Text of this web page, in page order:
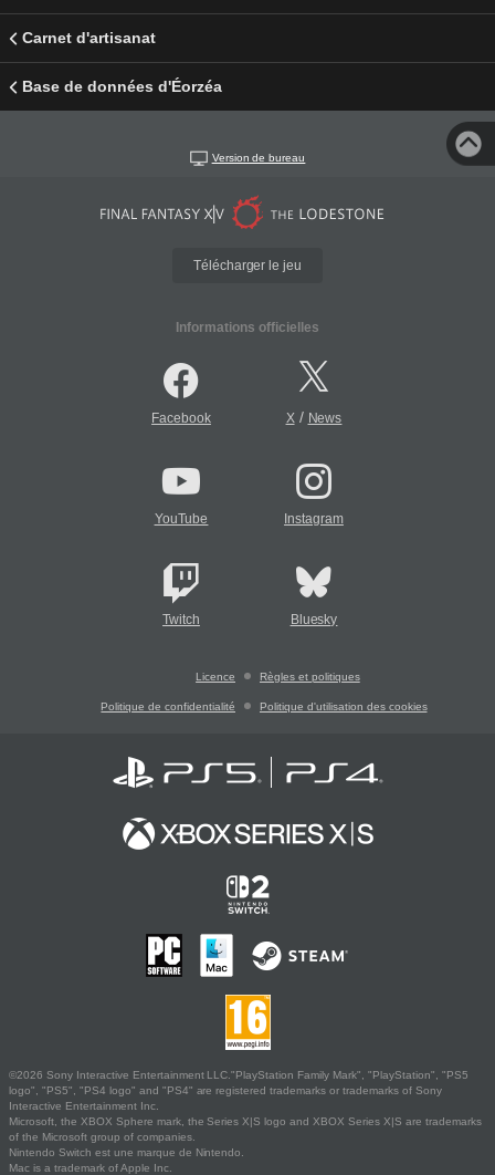
Carnet d'artisanat
Base de données d'Éorzéa
Version de bureau
Télécharger le jeu
Informations officielles
Facebook X/ News
YouTube Instagram
Twitch Bluesky
Licence Règles et politiques
Politique de confidentialité Politique d'utilisation des cookies
©2026 Sony Interactive Entertainment LLC."PlayStation Family Mark", "PlayStation", "PS5
logo", "PS5", "PS4 logo" and "PS4" are registered trademarks or trademarks of Sony
Interactive Entertainment Inc.
Microsoft, the XBOX Sphere mark, the Series X|S logo and XBOX Series X|S are trademarks
of the Microsoft group of companies.
Nintendo Switch est une marque de Nintendo.
Mac is a trademark of Apple Inc.